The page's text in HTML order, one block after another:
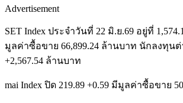
Advertisement
SET Index ประจำวันที่ 22 มิ.ย.69 อยู่ที่
มูลค่าซื้อขาย 66,899.24 ล้านบาท นักลงทุนต่
+2,567.54 ล้านบาท
mai Index ปิด 219.89 +0.59 มีมูลค่าซื้อขาย